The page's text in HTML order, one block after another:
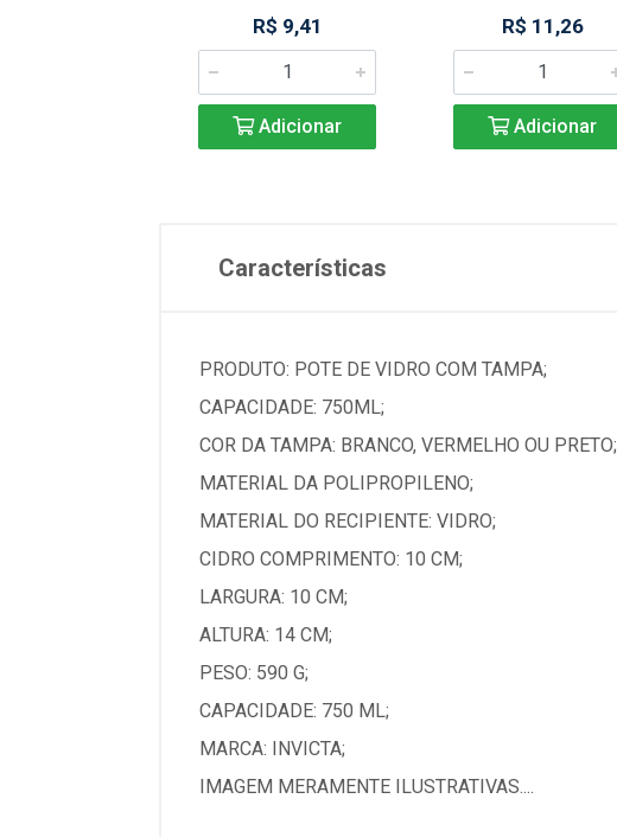
R$ 9,41
Adicionar
R$ 11,26
Adicionar
Características
PRODUTO: POTE DE VIDRO COM TAMPA;
CAPACIDADE: 750ML;
COR DA TAMPA: BRANCO, VERMELHO OU PRETO;
MATERIAL DA POLIPROPILENO;
MATERIAL DO RECIPIENTE: VIDRO;
CIDRO COMPRIMENTO: 10 CM;
LARGURA: 10 CM;
ALTURA: 14 CM;
PESO: 590 G;
CAPACIDADE: 750 ML;
MARCA: INVICTA;
IMAGEM MERAMENTE ILUSTRATIVAS....